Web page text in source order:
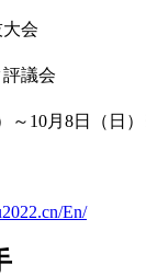
会
議会
～10月8日（日
En/